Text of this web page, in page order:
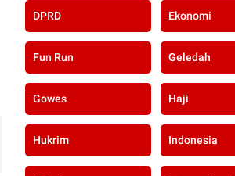
DPRD Ekonomi
Fun Run Geledah
Gowes Haji
Hukrim Indonesia